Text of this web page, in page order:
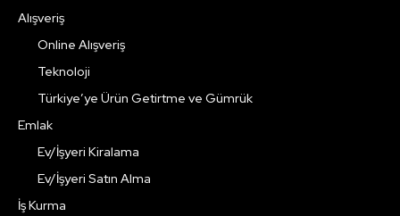
Alışveriş
Online Alışveriş
Teknoloji
Türkiye’ye Ürün Getirtme ve Gümrük
Emlak
Ev/İşyeri Kiralama
Ev/İşyeri Satın Alma
İş Kurma